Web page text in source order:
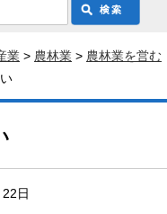
業 > 農林業 > 農林業を営む
日